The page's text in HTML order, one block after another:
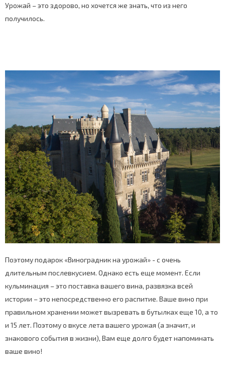
Урожай – это здорово, но хочется же знать, что из него
получилось.
Поэтому подарок «Виноградник на урожай» - с очень
длительным послевкусием. Однако есть еще момент. Если
кульминация – это поставка вашего вина, развязка всей
истории – это непосредственно его распитие. Ваше вино при
правильном хранении может вызревать в бутылках еще 10, а то
и 15 лет. Поэтому о вкусе лета вашего урожая (а значит, и
знакового события в жизни), Вам еще долго будет напоминать
ваше вино!